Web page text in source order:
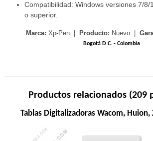
Compatibilidad: Windows versiones 7/8/
o superior.
Marca: Xp-Pen | Producto: Nuevo |
Bogotá D.C. - Colombia
Productos relacionados (209
Tablas Digitalizadoras Wacom, Huion,